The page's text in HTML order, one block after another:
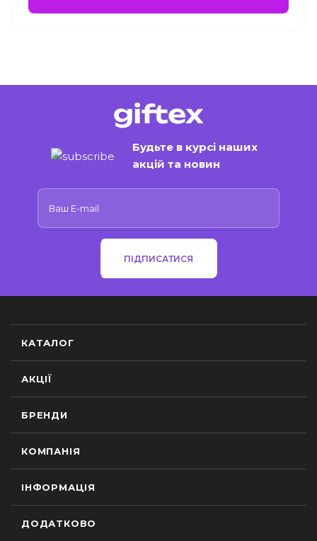
Будьте в курсі наших
акцій та новин
ПІДПИСАТИСЯ
КАТАЛОГ
АКЦІЇ
БРЕНДИ
КОМПАНІЯ
ІНФОРМАЦІЯ
ДОДАТКОВО